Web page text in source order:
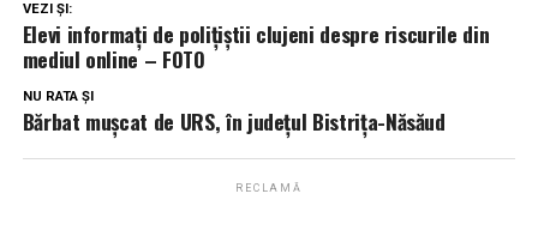
VEZI ȘI:
Elevi informați de polițiștii clujeni despre riscurile din
mediul online – FOTO
NU RATA ȘI
Bărbat mușcat de URS, în județul Bistrița-Năsăud
RECLAMĂ